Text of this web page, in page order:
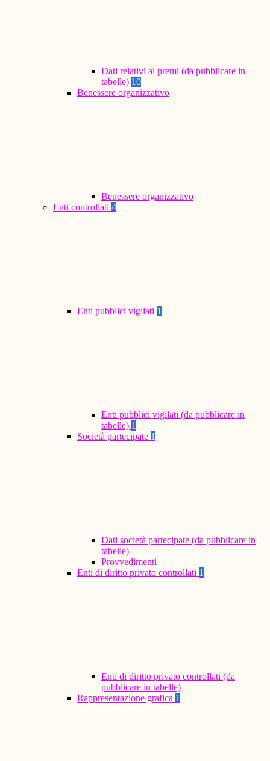
Dati relativi ai premi (da pubblicare in
tabelle) 10
Benessere organizzativo
Benessere organizzativo
Enti controllati 4
Enti pubblici vigilati 1
Enti pubblici vigilati (da pubblicare in
tabelle) 1
Società partecipate 1
Dati società partecipate (da pubblicare in
tabelle)
Provvedimenti
Enti di diritto privato controllati 1
Enti di diritto privato controllati (da
pubblicare in tabelle)
Rappresentazione grafica 1